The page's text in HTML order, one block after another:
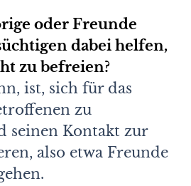
oder Freunde
dabei helfen,
zu befreien?
ist, sich für das
zu
seinen Kontakt zur
also etwa Freunde